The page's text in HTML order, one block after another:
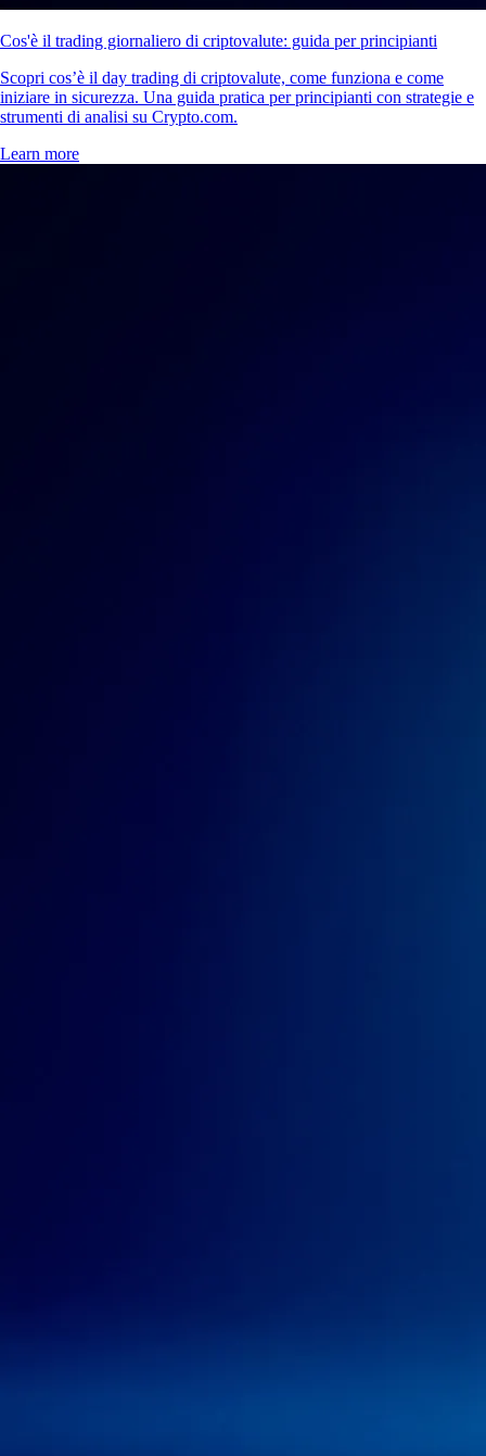
Cos'è il trading giornaliero di criptovalute: guida per principianti
Scopri cos’è il day trading di criptovalute, come funziona e come
iniziare in sicurezza. Una guida pratica per principianti con strategie e
strumenti di analisi su Crypto.com.
Learn more